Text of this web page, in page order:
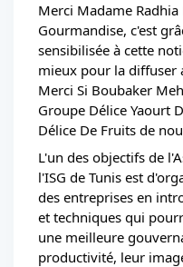
Merci Madame
Gourmandise, c'est
sensibilisée à cette
mieux pour la diffuser
Merci Si Boubaker
Groupe Délice Yaourt
Délice De Fruits de
L'un des objectifs de
l'ISG de Tunis est
des entreprises en
et techniques qui
une meilleure
productivité, leur